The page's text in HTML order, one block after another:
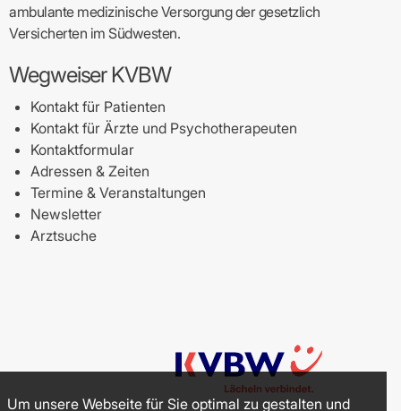
ambulante medizinische Versorgung der gesetzlich
Versicherten im Südwesten.
Wegweiser KVBW
Kontakt für Patienten
Kontakt für Ärzte und Psychotherapeuten
Kontaktformular
Adressen & Zeiten
Termine & Veranstaltungen
Newsletter
Arztsuche
Um unsere Webseite für Sie optimal zu gestalten und